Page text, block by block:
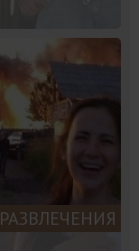
РАЗВЛЕЧЕНИЯ